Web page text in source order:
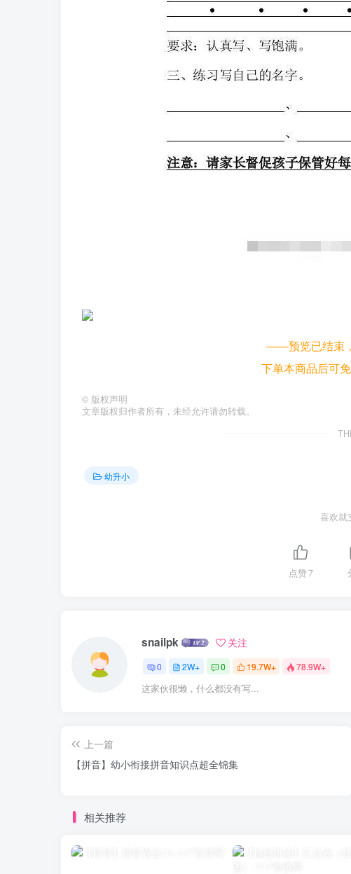
——预览已结束
下单本商品后可
© 版权声明
文章版权归作者所有，未经允许请勿转载。
幼升小
喜欢就
点赞7
snailpk 关注
0 2W+ 0 19.7W+ 78.9W+
这家伙很懒，什么都没有写...
上一篇
【拼音】幼小衔接拼音知识点超全锦集
相关推荐